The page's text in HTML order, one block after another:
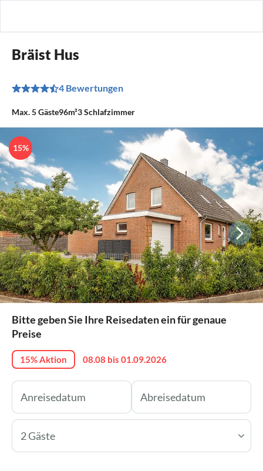
Bräist Hus
4 Bewertungen
Max.5Gäste96m²3Schlafzimmer
15%
Bitte geben Sie Ihre Reisedaten ein für genaue
Preise
15% Aktion 08.08 bis 01.09.2026
2 Gäste